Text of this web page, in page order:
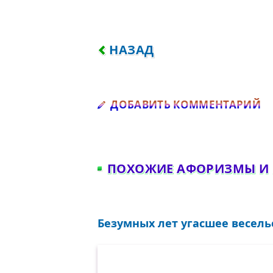
ПРЕДЫДУЩИЙ: ВСЁ МОЁ, —
НАЗАД
ДОБАВИТЬ КОММЕНТАРИЙ
ПОХОЖИЕ АФОРИЗМЫ И
Безумных лет угасшее